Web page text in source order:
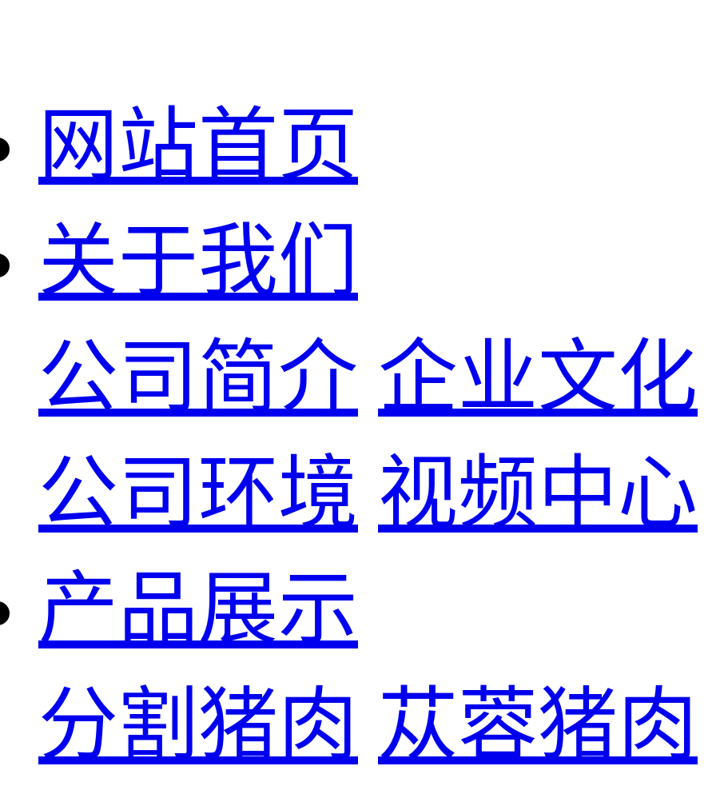
网站首页
关于我们
公司简介 企业文化
公司环境 视频中心
产品展示
分割猪肉 苁蓉猪肉